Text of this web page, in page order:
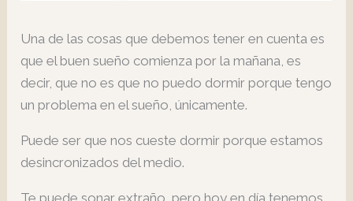
Una de las cosas que debemos tener en cuenta es
que el buen sueño comienza por la mañana, es
decir, que no es que no puedo dormir porque tengo
un problema en el sueño, únicamente.
Puede ser que nos cueste dormir porque estamos
desincronizados del medio.